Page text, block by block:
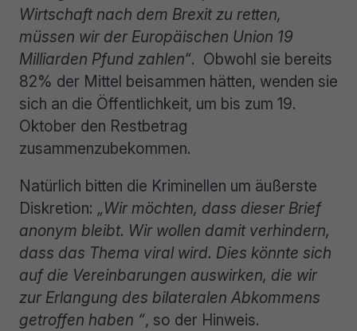
Wirtschaft nach dem Brexit zu retten,
müssen wir der Europäischen Union 19
Milliarden Pfund zahlen“. Obwohl sie bereits
82% der Mittel beisammen hätten, wenden sie
sich an die Öffentlichkeit, um bis zum 19.
Oktober den Restbetrag
zusammenzubekommen.
Natürlich bitten die Kriminellen um äußerste
Diskretion: „Wir möchten, dass dieser Brief
anonym bleibt. Wir wollen damit verhindern,
dass das Thema viral wird. Dies könnte sich
auf die Vereinbarungen auswirken, die wir
zur Erlangung des bilateralen Abkommens
getroffen haben “, so der Hinweis.